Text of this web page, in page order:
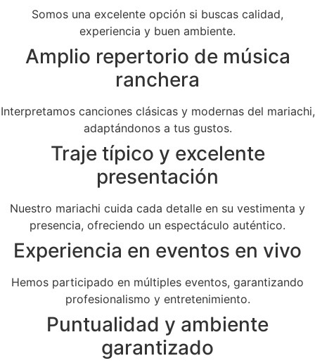
Somos una excelente opción si buscas calidad,
experiencia y buen ambiente.
Amplio repertorio de música
ranchera
Interpretamos canciones clásicas y modernas del mariachi,
adaptándonos a tus gustos.
Traje típico y excelente
presentación
Nuestro mariachi cuida cada detalle en su vestimenta y
presencia, ofreciendo un espectáculo auténtico.
Experiencia en eventos en vivo
Hemos participado en múltiples eventos, garantizando
profesionalismo y entretenimiento.
Puntualidad y ambiente
garantizado